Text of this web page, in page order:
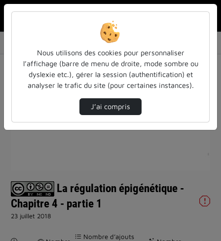
La régulation épigénétique - Chapitre 4 - pa…
Lire
La régulation épigénétique -
Chapitre 4 - partie 1
23 juillet 2018
Nombre d’ajouts
Nous utilisons des cookies pour personnaliser
l’affichage (barre de menu de droite, mode sombre ou
dyslexie etc.), gérer la session (authentification) et
analyser le trafic du site (pour certaines instances).
J’ai compris